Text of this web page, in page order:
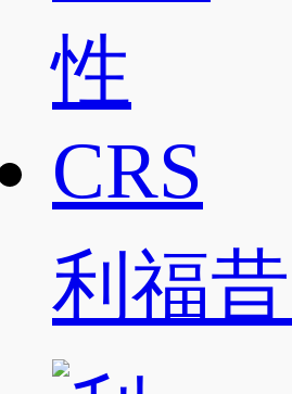
利福